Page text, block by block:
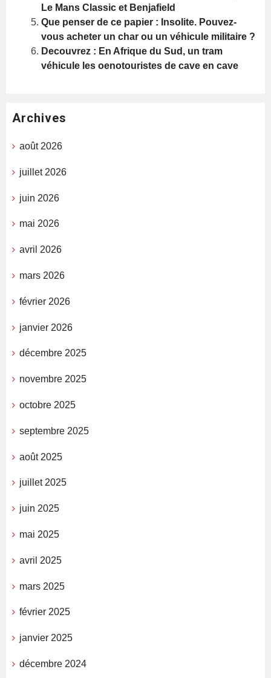
Le Mans Classic et Benjafield
Que penser de ce papier : Insolite. Pouvez-
vous acheter un char ou un véhicule militaire ?
Decouvrez : En Afrique du Sud, un tram
véhicule les oenotouristes de cave en cave
Archives
août 2026
juillet 2026
juin 2026
mai 2026
avril 2026
mars 2026
février 2026
janvier 2026
décembre 2025
novembre 2025
octobre 2025
septembre 2025
août 2025
juillet 2025
juin 2025
mai 2025
avril 2025
mars 2025
février 2025
janvier 2025
décembre 2024